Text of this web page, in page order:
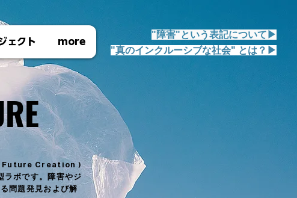
ェクト more
Future Creation )
ラボです。障害やジ
問題発見および解
"真のインクルーシブな社会" とは？▶︎
"障害"という表記について▶︎